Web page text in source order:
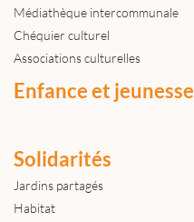
Médiathèque intercommunale
Chéquier culturel
Associations culturelles
Enfance et jeunesse
Solidarités
Jardins partagés
Habitat